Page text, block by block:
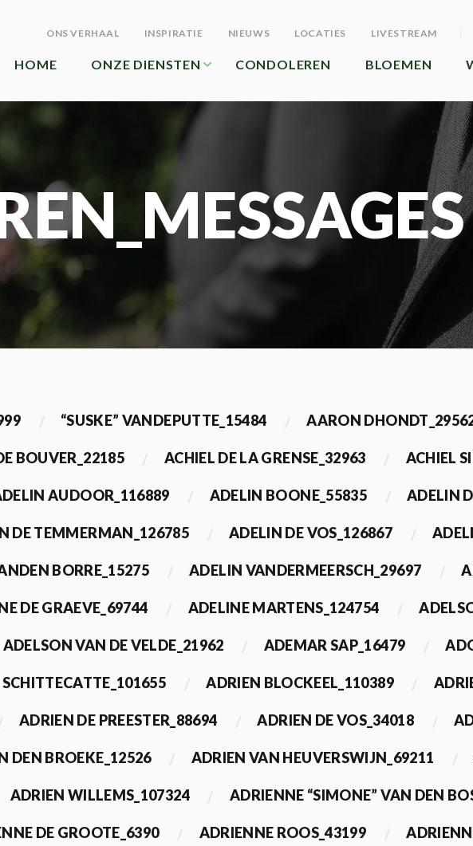
ONS VERHAAL INSPIRATIE NIEUWS LOCATIES LIVESTREAM
HOME ONZE DIENSTEN CONDOLEREN BLOEMEN
“SUSKE” VANDEPUTTE_15484 AARON
BOUVER_22185 ACHIEL DE LA GRENSE_32963 ACHIEL
AUDOOR_116889 ADELIN BOONE_55835 ADELIN
DE TEMMERMAN_126785 ADELIN DE VOS_126867
BORRE_15275 ADELIN VANDERMEERSCH_29697
DE GRAEVE_69744 ADELINE MARTENS_124754
ADELSON VAN DE VELDE_21962 ADEMAR SAP_16479
ADRIEN BLOCKEEL_110389
ADRIEN DE PREESTER_88694 ADRIEN DE VOS_34018
DEN BROEKE_12526 ADRIEN VAN HEUVERSWIJN_69211
ADRIEN WILLEMS_107324 ADRIENNE “SIMONE” VAN DEN
DE GROOTE_6390 ADRIENNE ROOS_43199